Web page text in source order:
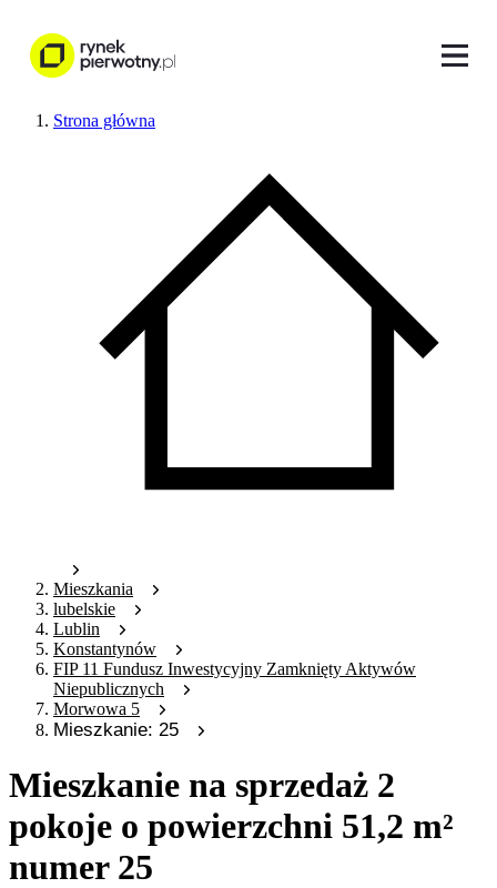
Strona główna
Mieszkania
lubelskie
Lublin
Konstantynów
FIP 11 Fundusz Inwestycyjny Zamknięty Aktywów
Niepublicznych
Morwowa 5
Mieszkanie: 25
Mieszkanie na sprzedaż 2
pokoje o powierzchni 51,2 m²
numer 25